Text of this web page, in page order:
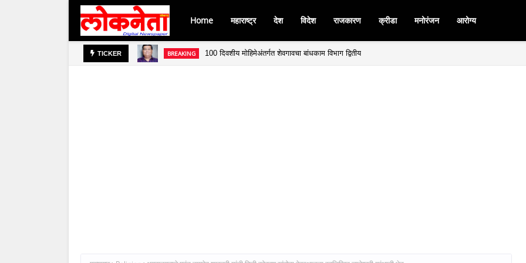
Home महाराष्ट्र देश विदेश राजकारण क्रीडा मनोरंजन आरोग्य
TICKER BREAKING 100 दिवशीय मोहिमेअंतर्गत शेवगावचा बांधकाम विभाग द्वितीय